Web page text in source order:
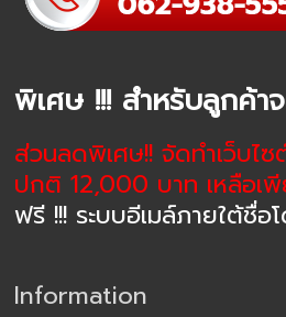
พิเศษ !!! สำหรับลูกค้า
ส่วนลดพิเศษ!! จัดทำเว็บไซ
ปกติ 12,000 บาท เหลือเ
ฟรี !!! ระบบอีเมล์ภายใต้ชื่อโ
Information